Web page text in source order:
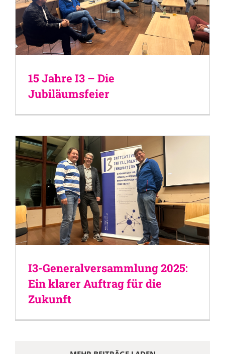
15 Jahre I3 – Die
Jubiläumsfeier
I3-Generalversammlung 2025:
Ein klarer Auftrag für die
Zukunft